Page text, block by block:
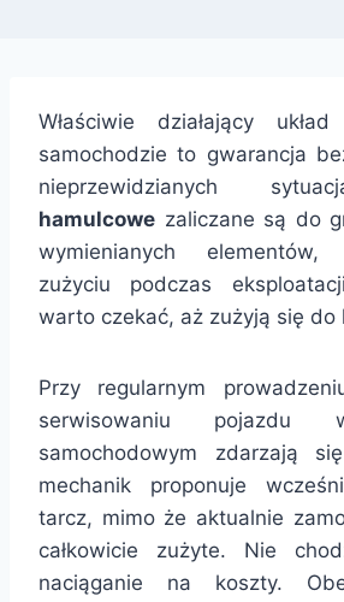
Właściwie działający
samochodzie to gwarancja
nieprzewidzianych
hamulcowe zaliczane są do
wymienianych
zużyciu podczas
warto czekać, aż zużyją się do
Przy regularnym
serwisowaniu pojazdu
samochodowym zdarzają
mechanik proponuje
tarcz, mimo że aktualnie
całkowicie zużyte. Nie
naciąganie na koszty.